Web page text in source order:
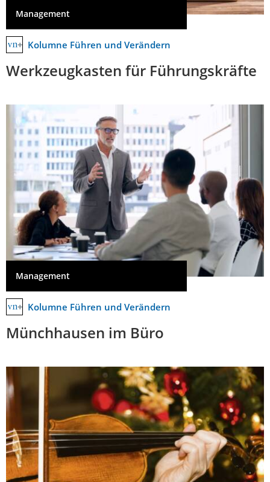
Management
Kolumne Führen und Verändern
Werkzeugkasten für Führungskräfte
Management
Kolumne Führen und Verändern
Münchhausen im Büro